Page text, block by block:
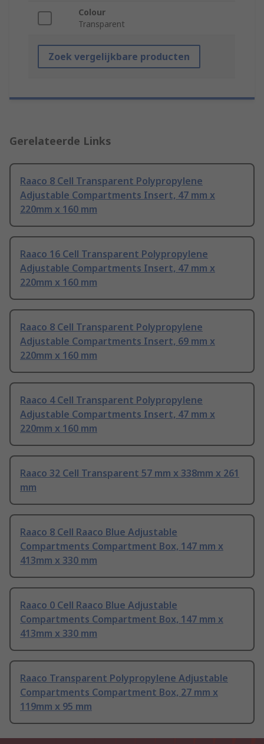
Colour
Transparent
Zoek vergelijkbare producten
Gerelateerde Links
Raaco 8 Cell Transparent Polypropylene
Adjustable Compartments Insert, 47 mm x
220mm x 160 mm
Raaco 16 Cell Transparent Polypropylene
Adjustable Compartments Insert, 47 mm x
220mm x 160 mm
Raaco 8 Cell Transparent Polypropylene
Adjustable Compartments Insert, 69 mm x
220mm x 160 mm
Raaco 4 Cell Transparent Polypropylene
Adjustable Compartments Insert, 47 mm x
220mm x 160 mm
Raaco 32 Cell Transparent 57 mm x 338mm x 261
mm
Raaco 8 Cell Raaco Blue Adjustable
Compartments Compartment Box, 147 mm x
413mm x 330 mm
Raaco 0 Cell Raaco Blue Adjustable
Compartments Compartment Box, 147 mm x
413mm x 330 mm
Raaco Transparent Polypropylene Adjustable
Compartments Compartment Box, 27 mm x
119mm x 95 mm